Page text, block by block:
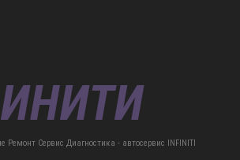
Ремонт Сервис Диагностика - автосервис INFINITI